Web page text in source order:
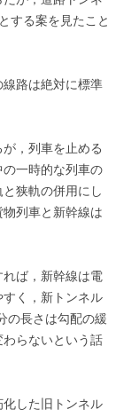
する案を見たこと
路は絶対に標準
，列車を止める
一時的な列車の
狭軌の併用にし
列車と新幹線は
ば，新幹線は電
く，新トンネル
の長さは勾配の緩
らないという話
した旧トンネル